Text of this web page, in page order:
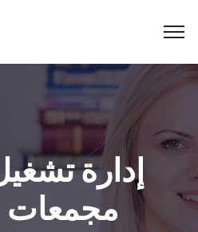
إدارة
مجمعات